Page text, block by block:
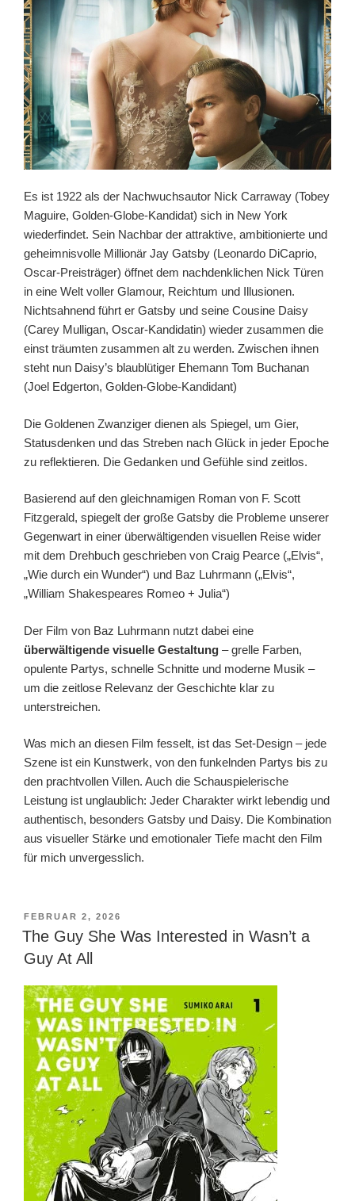
Es ist 1922 als der Nachwuchsautor Nick Carraway (Tobey
Maguire, Golden-Globe-Kandidat) sich in New York
wiederfindet. Sein Nachbar der attraktive, ambitionierte und
geheimnisvolle Millionär Jay Gatsby (Leonardo DiCaprio,
Oscar-Preisträger) öffnet dem nachdenklichen Nick Türen
in eine Welt voller Glamour, Reichtum und Illusionen.
Nichtsahnend führt er Gatsby und seine Cousine Daisy
(Carey Mulligan, Oscar-Kandidatin) wieder zusammen die
einst träumten zusammen alt zu werden. Zwischen ihnen
steht nun Daisy’s blaublütiger Ehemann Tom Buchanan
(Joel Edgerton, Golden-Globe-Kandidant)
Die Goldenen Zwanziger dienen als Spiegel, um Gier,
Statusdenken und das Streben nach Glück in jeder Epoche
zu reflektieren. Die Gedanken und Gefühle sind zeitlos.
Basierend auf den gleichnamigen Roman von F. Scott
Fitzgerald, spiegelt der große Gatsby die Probleme unserer
Gegenwart in einer überwältigenden visuellen Reise wider
mit dem Drehbuch geschrieben von Craig Pearce („Elvis“,
„Wie durch ein Wunder“) und Baz Luhrmann („Elvis“,
„William Shakespeares Romeo + Julia“)
Der Film von Baz Luhrmann nutzt dabei eine
überwältigende visuelle Gestaltung – grelle Farben,
opulente Partys, schnelle Schnitte und moderne Musik –
um die zeitlose Relevanz der Geschichte klar zu
unterstreichen.
Was mich an diesen Film fesselt, ist das Set-Design – jede
Szene ist ein Kunstwerk, von den funkelnden Partys bis zu
den prachtvollen Villen. Auch die Schauspielerische
Leistung ist unglaublich: Jeder Charakter wirkt lebendig und
authentisch, besonders Gatsby und Daisy. Die Kombination
aus visueller Stärke und emotionaler Tiefe macht den Film
für mich unvergesslich.
VERÖFFENTLICHT
AM
FEBRUAR 2, 2026
The Guy She Was Interested in Wasn’t a
Guy At All